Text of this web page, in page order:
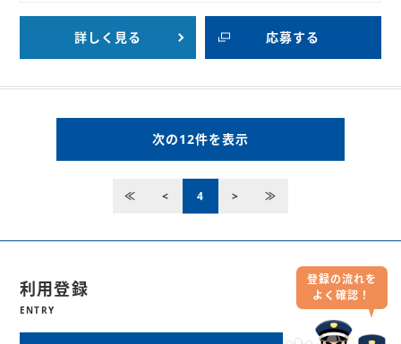
詳しく見る 応募する
次の12件を表示
≪ < 4 > ≫
登録の流れを
よく確認！
利用登録
ENTRY